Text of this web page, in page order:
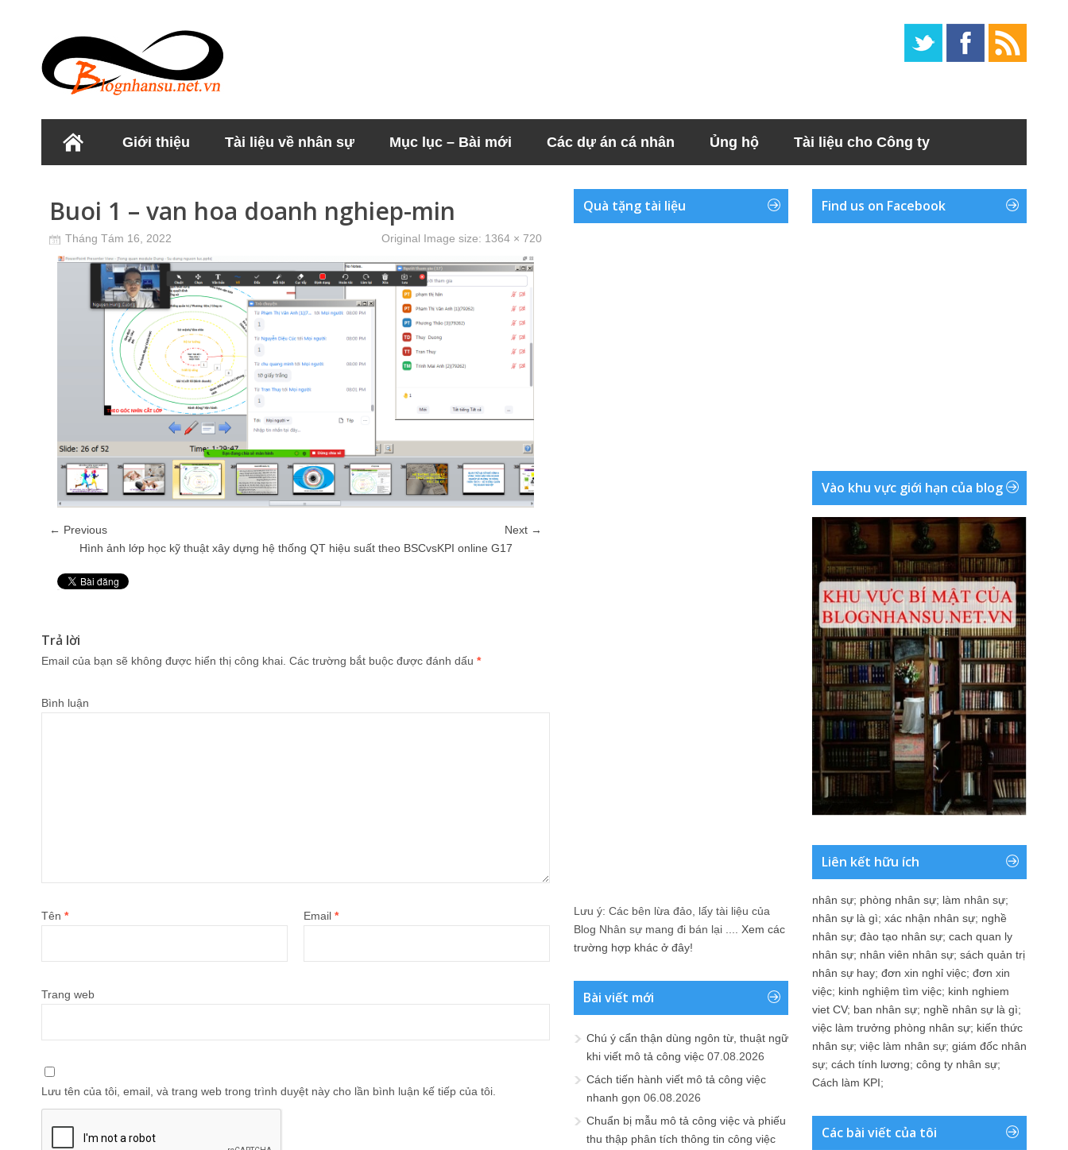
Giới thiệu Tài liệu về nhân sự Mục lục – Bài mới Các dự án cá nhân Ủng hộ Tài liệu cho Công ty
Buoi 1 – van hoa doanh nghiep-min
Tháng Tám 16, 2022 Original Image size: 1364 × 720
← Previous
Next →
Hình ảnh lớp học kỹ thuật xây dựng hệ thống QT hiệu suất theo BSCvsKPI online G17
Trả lời
Email của bạn sẽ không được hiển thị công khai. Các trường bắt buộc được đánh dấu *
Bình luận
Tên * Email *
Trang web
Lưu tên của tôi, email, và trang web trong trình duyệt này cho lần bình luận kế tiếp của tôi.
Quà tặng tài liệu
Lưu ý: Các bên lừa đảo, lấy tài liệu của
Blog Nhân sự mang đi bán lại .... Xem các
trường hợp khác ở đây!
Bài viết mới
Chú ý cẩn thận dùng ngôn từ, thuật ngữ
khi viết mô tả công việc 07.08.2026
Cách tiến hành viết mô tả công việc
nhanh gọn 06.08.2026
Chuẩn bị mẫu mô tả công việc và phiếu
thu thập phân tích thông tin công việc
Find us on Facebook
Vào khu vực giới hạn của blog
Liên kết hữu ích
nhân sự; phòng nhân sự; làm nhân sự;
nhân sự là gì; xác nhận nhân sự; nghề
nhân sự; đào tạo nhân sự; cach quan ly
nhân sự; nhân viên nhân sự; sách quản trị
nhân sự hay; đơn xin nghỉ việc; đơn xin
việc; kinh nghiệm tìm việc; kinh nghiem
viet CV; ban nhân sự; nghề nhân sự là gì;
việc làm trưởng phòng nhân sự; kiến thức
nhân sự; việc làm nhân sự; giám đốc nhân
sự; cách tính lương; công ty nhân sự;
Cách làm KPI;
Các bài viết của tôi